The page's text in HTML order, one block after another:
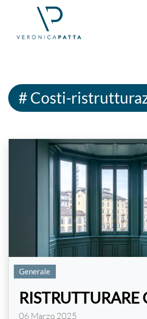
# Costi-
Generale
RISTRUTTURARE
06 Marzo 2025